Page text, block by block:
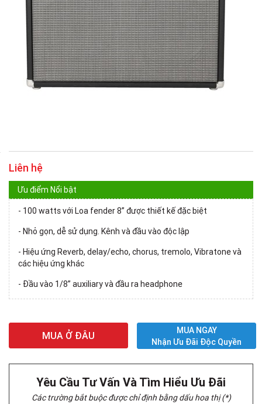
Liên hệ
Ưu điểm Nổi bật
- 100 watts với Loa fender 8” được thiết kế đặc biệt
- Nhỏ gọn, dễ sử dụng. Kênh và đầu vào độc lập
- Hiệu ứng Reverb, delay/echo, chorus, tremolo, Vibratone và
các hiệu ứng khác
- Đầu vào 1/8” auxiliary và đầu ra headphone
MUA Ở ĐÂU
MUA NGAY
Nhận Ưu Đãi Độc Quyền
Yêu Cầu Tư Vấn Và Tìm Hiểu Ưu Đãi
Các trường bắt buộc được chỉ định bằng dấu hoa thị (*)